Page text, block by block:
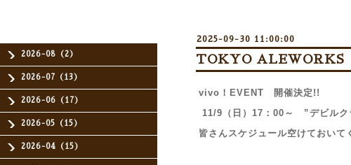
2026-08（2）
2026-07（13）
2026-06（17）
2026-05（15）
2026-04（15）
2025-09-30 11:00:00
TOKYO ALEWORKS
vivo！EVENT 開催決定!!
11/9（日）17：00～ ”デビル
皆さんスケジュール空けておいて